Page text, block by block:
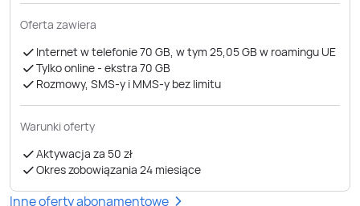
Oferta zawiera
Internet w telefonie 70 GB, w tym 25,05 GB w roamingu UE
Tylko online - ekstra 70 GB
Rozmowy, SMS-y i MMS-y bez limitu
Warunki oferty
Aktywacja za 50 zł
Okres zobowiązania 24 miesiące
Inne oferty abonamentowe